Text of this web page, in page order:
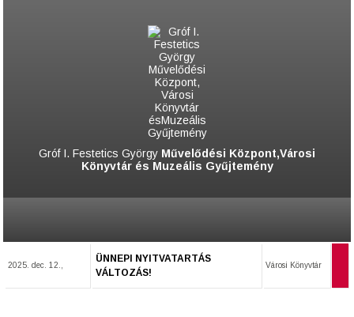
Gróf I. Festetics György Művelődési Központ,Városi
Könyvtár és Muzeális Gyűjtemény
2025. dec. 12.,
ÜNNEPI NYITVATARTÁS
VÁLTOZÁS!
Városi Könyvtár